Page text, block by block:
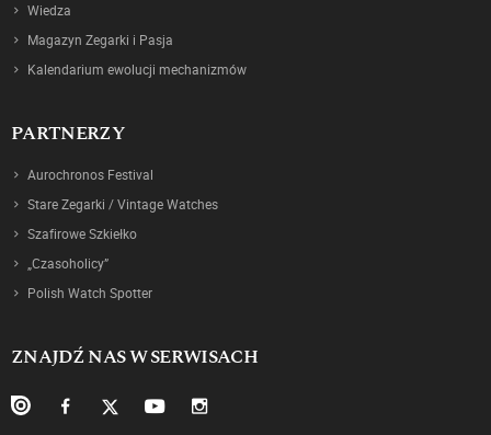
Wiedza
Magazyn Zegarki i Pasja
Kalendarium ewolucji mechanizmów
PARTNERZY
Aurochronos Festival
Stare Zegarki / Vintage Watches
Szafirowe Szkiełko
„Czasoholicy”
Polish Watch Spotter
ZNAJDŹ NAS W SERWISACH